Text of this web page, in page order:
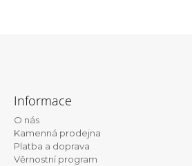
Informace
O nás
Kamenná prodejna
Platba a doprava
Věrnostní program